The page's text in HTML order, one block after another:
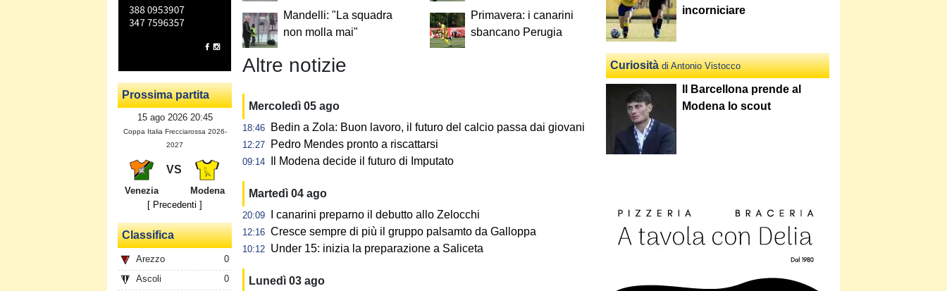
Prossima partita
15 ago 2026 20:45
Coppa Italia Frecciarossa 2026-
2027
VS
Venezia
Modena
[ Precedenti ]
Classifica
Arezzo
0
Ascoli
0
Mandelli: "La squadra
non molla mai"
Primavera: i canarini
sbancano Perugia
Altre notizie
Mercoledì 05 ago
18:46 Bedin a Zola: Buon lavoro, il futuro del calcio passa dai giovani
12:27 Pedro Mendes pronto a riscattarsi
09:14 Il Modena decide il futuro di Imputato
Martedì 04 ago
20:09 I canarini preparno il debutto allo Zelocchi
12:16 Cresce sempre di più il gruppo palsamto da Galloppa
10:12 Under 15: inizia la preparazione a Saliceta
Lunedì 03 ago
incorniciare
Curiosità di Antonio Vistocco
Il Barcellona prende al
Modena lo scout